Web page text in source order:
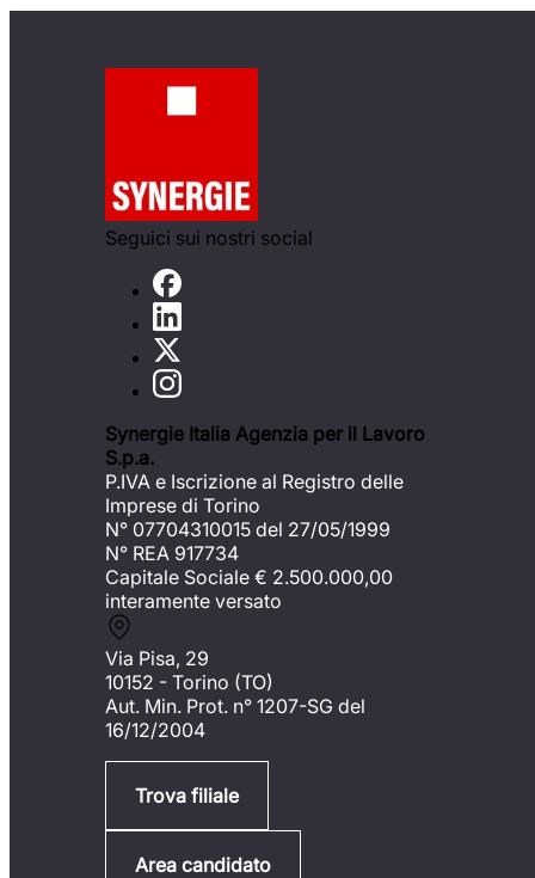
Seguici sui nostri social
Synergie Italia Agenzia per il Lavoro
S.p.a.
P.IVA e Iscrizione al Registro delle
Imprese di Torino
N° 07704310015 del 27/05/1999
N° REA 917734
Capitale Sociale € 2.500.000,00
interamente versato
Via Pisa, 29
10152 - Torino (TO)
Aut. Min. Prot. n° 1207-SG del
16/12/2004
Trova filiale
Area candidato